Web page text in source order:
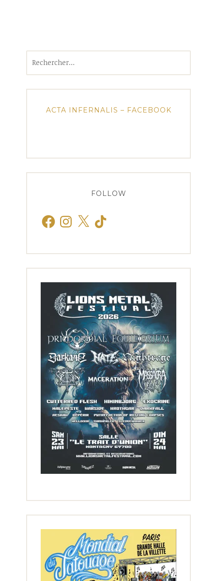
ACTA INFERNALIS – FACEBOOK
FOLLOW
FacebookInstagram
X TikTok